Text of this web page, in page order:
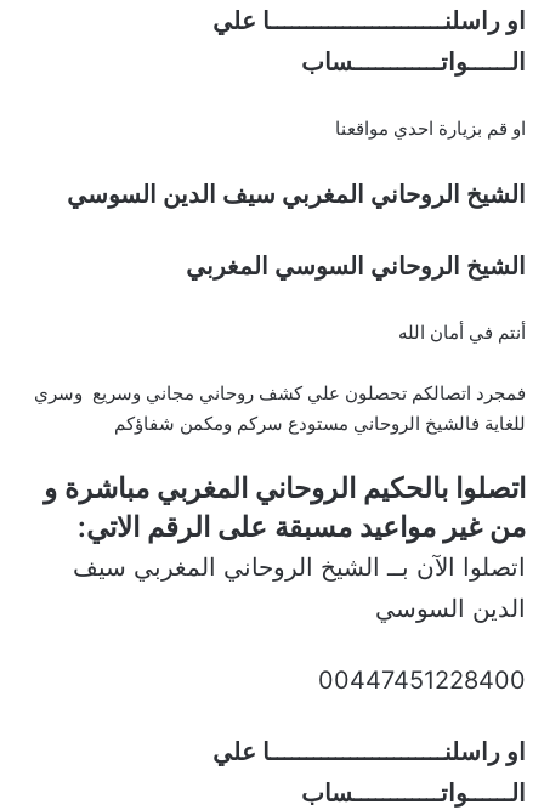
او راسلنــــــــــــــــــــــــا علي
الــــــواتــــــــــــساب
او قم بزيارة احدي مواقعنا
الشيخ الروحاني المغربي سيف الدين السوسي
الشيخ الروحاني السوسي المغربي
أنتم في أمان الله
فمجرد اتصالكم تحصلون علي كشف روحاني مجاني وسريع وسري
للغاية فالشيخ الروحاني مستودع سركم ومكمن شفاؤكم
اتصلوا بالحكيم الروحاني المغربي مباشرة و
من غير مواعيد مسبقة على الرقم الاتي:
اتصلوا الآن بــ الشيخ الروحاني المغربي سيف
الدين السوسي
00447451228400
او راسلنــــــــــــــــــــــــا علي
الــــــواتــــــــــــساب